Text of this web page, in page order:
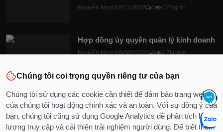
Nguyễn Ngọc16/11/2022 0 4.2Nghìn
Hợp đồng ủy quyền quản lý kinh doanh
Nguyễn Ngọc08/08/2022 0 2.7Nghìn
Chúng tôi coi trọng quyền riêng tư của bạn
Chúng tôi sử dụng các cookie cần thiết để đảm bảo trang web
của chúng tôi hoạt động chính xác và an toàn. Với sự đồng ý của
bạn, chúng tôi cũng sử dụng Google Analytics để phân tích lưu
lượng truy cập và cải thiện trải nghiệm người dùng. Để biết thêm